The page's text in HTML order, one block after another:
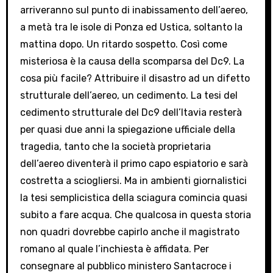
arriveranno sul punto di inabissamento dell’aereo,
a metà tra le isole di Ponza ed Ustica, soltanto la
mattina dopo. Un ritardo sospetto. Così come
misteriosa è la causa della scomparsa del Dc9. La
cosa più facile? Attribuire il disastro ad un difetto
strutturale dell’aereo, un cedimento. La tesi del
cedimento strutturale del Dc9 dell’Itavia resterà
per quasi due anni la spiegazione ufficiale della
tragedia, tanto che la società proprietaria
dell’aereo diventerà il primo capo espiatorio e sarà
costretta a sciogliersi. Ma in ambienti giornalistici
la tesi semplicistica della sciagura comincia quasi
subito a fare acqua. Che qualcosa in questa storia
non quadri dovrebbe capirlo anche il magistrato
romano al quale l’inchiesta è affidata. Per
consegnare al pubblico ministero Santacroce i